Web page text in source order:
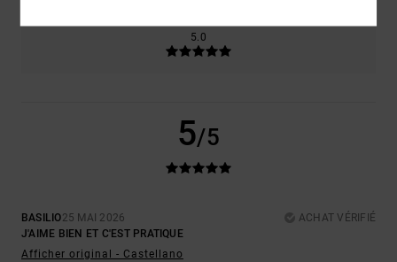
5.0
5/5
BASILIO25 MAI 2026
ACHAT VÉRIFIÉ
J'AIME BIEN ET C'EST PRATIQUE
Afficher original - Castellano